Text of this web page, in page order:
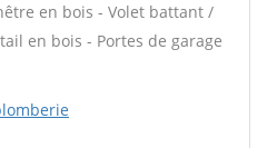
en bois - Volet battant /
en bois - Portes de garage